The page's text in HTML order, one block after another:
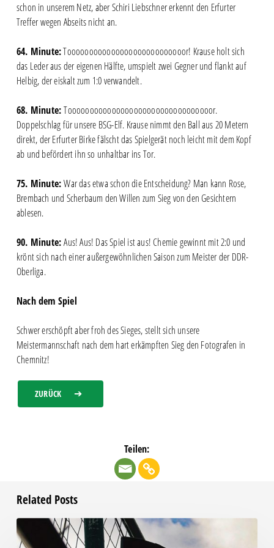
schon in unserem Netz, aber Schiri Liebschner erkennt den Erfurter
Treffer wegen Abseits nicht an.
64. Minute:Tooooooooooooooooooooooooooor! Krause holt sich
das Leder aus der eigenen Hälfte, umspielt zwei Gegner und flankt auf
Helbig, der eiskalt zum 1:0 verwandelt.
68. Minute:Tooooooooooooooooooooooooooooooooor.
Doppelschlag für unsere BSG-Elf. Krause nimmt den Ball aus 20 Metern
direkt, der Erfurter Birke fälscht das Spielgerät noch leicht mit dem Kopf
ab und befördert ihn so unhaltbar ins Tor.
75. Minute:War das etwa schon die Entscheidung? Man kann Rose,
Brembach und Scherbaum den Willen zum Sieg von den Gesichtern
ablesen.
90. Minute:Aus! Aus! Das Spiel ist aus! Chemie gewinnt mit 2:0 und
krönt sich nach einer außergewöhnlichen Saison zum Meister der DDR-
Oberliga.
Nach dem Spiel
Schwer erschöpft aber froh des Sieges, stellt sich unsere
Meistermannschaft nach dem hart erkämpften Sieg den Fotografen in
Chemnitz!
ZURÜCK
Teilen:
Related Posts
Unsere
Becherpfand-